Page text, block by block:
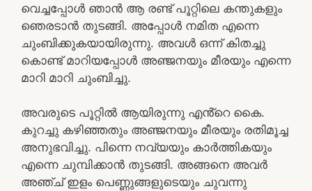
വെച്ചപ്പോൾ ഞാൻ ആ രണ്ട് പൂറ്റിലെ കന്തുകളും
ഞെരടാൻ തുടങ്ങി. അപ്പോൾ നമിത എന്നെ
ചുംബിക്കുകയായിരുന്നു. അവൾ ഒന്ന് കിതച്ചു
കൊണ്ട് മാറിയപ്പോൾ അഞ്ജനയും മീരയും എന്നെ
മാറി മാറി ചുംബിച്ചു.
അവരുടെ പൂറ്റിൽ ആയിരുന്നു എൻ്റെ കൈ.
കുറച്ചു കഴിഞ്ഞതും അഞ്ജനയും മീരയും രതിമൂച്ച
അനുഭവിച്ചു. പിന്നെ നവ്യയും കാർത്തികയും
എന്നെ ചുമ്പിക്കാൻ തുടങ്ങി. അങ്ങനെ അവർ
അഞ്ച് ഇളം പെണ്ണുങ്ങളുടെയും ചുവന്നു